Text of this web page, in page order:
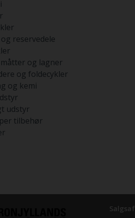
reservedele
og lagner
og foldecykler
og kemi
udstyr
tilbehør